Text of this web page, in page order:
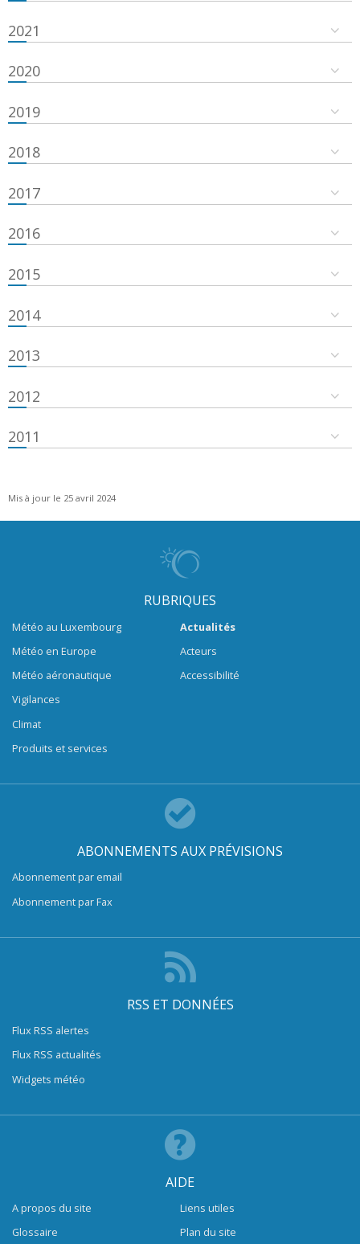
2021
2020
2019
2018
2017
2016
2015
2014
2013
2012
2011
Mis à jour le 25 avril 2024
RUBRIQUES
Météo au Luxembourg
Météo en Europe
Météo aéronautique
Vigilances
Climat
Produits et services
Actualités
Acteurs
Accessibilité
ABONNEMENTS AUX PRÉVISIONS
Abonnement par email
Abonnement par Fax
RSS ET DONNÉES
Flux RSS alertes
Flux RSS actualités
Widgets météo
AIDE
A propos du site
Glossaire
Liens utiles
Plan du site